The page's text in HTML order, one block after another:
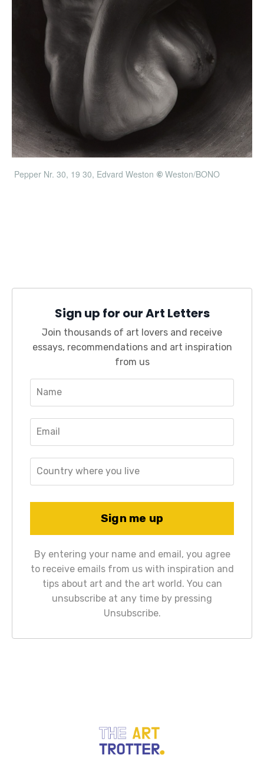
Pepper Nr. 30, 19 30, Edvard Weston © Weston/BONO
Sign up for our Art Letters
Join thousands of art lovers and receive
essays, recommendations and art inspiration
from us
By entering your name and email, you agree
to receive emails from us with inspiration and
tips about art and the art world. You can
unsubscribe at any time by pressing
Unsubscribe.